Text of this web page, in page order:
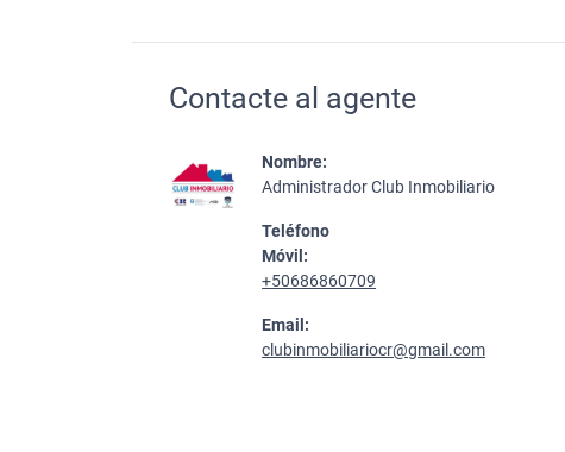
Contacte al agente
Nombre:
Administrador Club Inmobiliario
Teléfono
Móvil:
+50686860709
Email:
clubinmobiliariocr@gmail.com